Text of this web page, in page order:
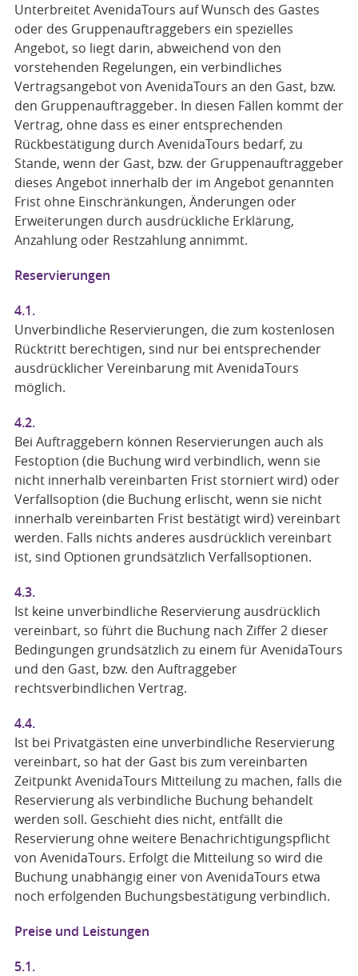
Unterbreitet AvenidaTours auf Wunsch des Gastes
oder des Gruppenauftraggebers ein spezielles
Angebot, so liegt darin, abweichend von den
vorstehenden Regelungen, ein verbindliches
Vertragsangebot von AvenidaTours an den Gast, bzw.
den Gruppenauftraggeber. In diesen Fällen kommt der
Vertrag, ohne dass es einer entsprechenden
Rückbestätigung durch AvenidaTours bedarf, zu
Stande, wenn der Gast, bzw. der Gruppenauftraggeber
dieses Angebot innerhalb der im Angebot genannten
Frist ohne Einschränkungen, Änderungen oder
Erweiterungen durch ausdrückliche Erklärung,
Anzahlung oder Restzahlung annimmt.
Reservierungen
4.1.
Unverbindliche Reservierungen, die zum kostenlosen
Rücktritt berechtigen, sind nur bei entsprechender
ausdrücklicher Vereinbarung mit AvenidaTours
möglich.
4.2.
Bei Auftraggebern können Reservierungen auch als
Festoption (die Buchung wird verbindlich, wenn sie
nicht innerhalb vereinbarten Frist storniert wird) oder
Verfallsoption (die Buchung erlischt, wenn sie nicht
innerhalb vereinbarten Frist bestätigt wird) vereinbart
werden. Falls nichts anderes ausdrücklich vereinbart
ist, sind Optionen grundsätzlich Verfallsoptionen.
4.3.
Ist keine unverbindliche Reservierung ausdrücklich
vereinbart, so führt die Buchung nach Ziffer 2 dieser
Bedingungen grundsätzlich zu einem für AvenidaTours
und den Gast, bzw. den Auftraggeber
rechtsverbindlichen Vertrag.
4.4.
Ist bei Privatgästen eine unverbindliche Reservierung
vereinbart, so hat der Gast bis zum vereinbarten
Zeitpunkt AvenidaTours Mitteilung zu machen, falls die
Reservierung als verbindliche Buchung behandelt
werden soll. Geschieht dies nicht, entfällt die
Reservierung ohne weitere Benachrichtigungspflicht
von AvenidaTours. Erfolgt die Mitteilung so wird die
Buchung unabhängig einer von AvenidaTours etwa
noch erfolgenden Buchungsbestätigung verbindlich.
Preise und Leistungen
5.1.